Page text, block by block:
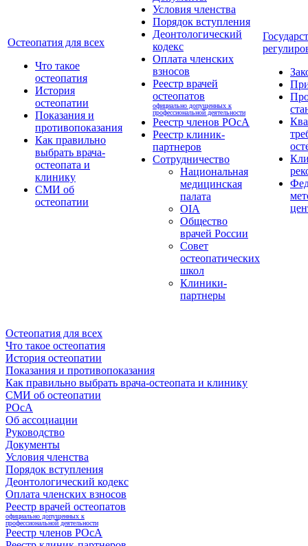
Остеопатия для всех
Что такое
остеопатия
История
остеопатии
Показания и
противопоказания
Как правильно
выбрать врача-
остеопата и
клинику
СМИ об
остеопатии
Условия членства
Порядок вступления
Деонтологический
кодекс
Оплата членских
взносов
Реестр врачей
остеопатов
официально допущенных к
профессиональной деятельности
Реестр членов РОсА
Реестр клиник-
партнеров
Сотрудничество
Национальная
медицинская
палата
OIA
Общество
врачей России
Совет
остеопатических
школ
Клиники-
партнеры
Остеопатия для всех
Что такое остеопатия
История остеопатии
Показания и противопоказания
Как правильно выбрать врача-остеопата и клинику
СМИ об остеопатии
РОсА
Об ассоциации
Руководство
Документы
Условия членства
Порядок вступления
Деонтологический кодекс
Оплата членских взносов
Реестр врачей остеопатов
официально допущенных к
профессиональной деятельности
Реестр членов РОсА